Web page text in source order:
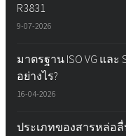
R3831
9-07-2026
มาตรฐาน ISO VG แล
อย่างไร?
16-04-2026
ประเภทของสารหล่อ